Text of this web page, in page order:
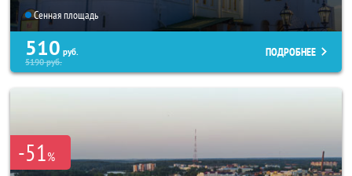
Сенная площадь
510 руб.
5190руб.
ПОДРОБНЕЕ
-51%